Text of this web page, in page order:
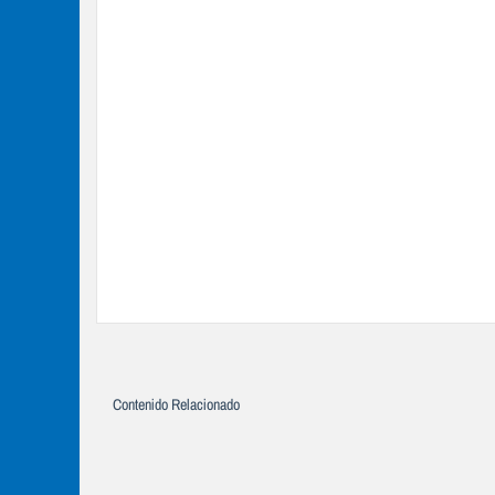
Contenido Relacionado